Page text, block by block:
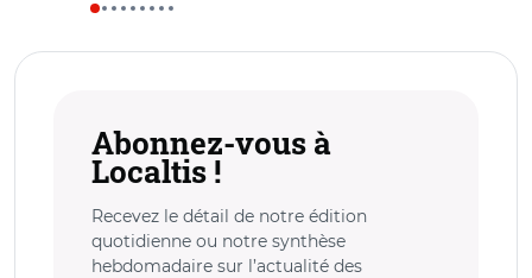
Abonnez-vous à
Localtis !
Recevez le détail de notre édition
quotidienne ou notre synthèse
hebdomadaire sur l’actualité des